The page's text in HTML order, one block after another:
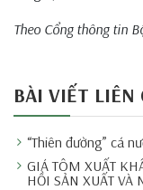
Theo Cổng thông tin
BÀI VIẾT LIÊN
“Thiên đường” cá
GIÁ TÔM XUẤT
HỒI SẢN XUẤT VÀ